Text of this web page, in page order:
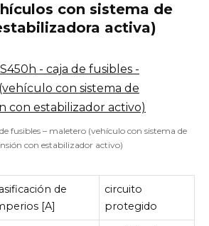
con sistema de
activa)
fusibles – maletero (vehículo con sistema de
con estabilizador activo)
de
[A]
circuito
protegido